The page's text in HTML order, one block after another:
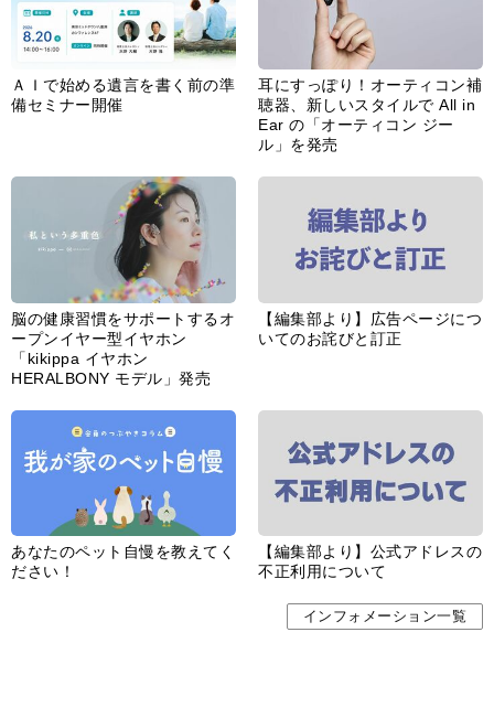
ＡＩで始める遺言を書く前の準
備セミナー開催
耳にすっぽり！オーティコン補
聴器、新しいスタイルで All in
Ear の「オーティコン ジー
ル」を発売
脳の健康習慣をサポートするオ
ープンイヤー型イヤホン
「kikippa イヤホン
HERALBONY モデル」発売
【編集部より】広告ページにつ
いてのお詫びと訂正
あなたのペット自慢を教えてく
ださい！
【編集部より】公式アドレスの
不正利用について
インフォメーション一覧